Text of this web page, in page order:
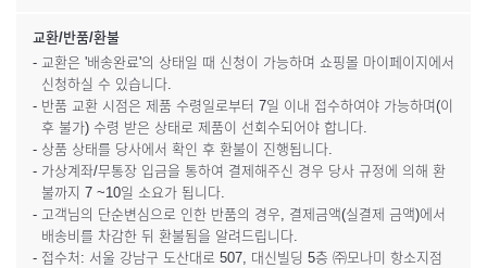
교환/반품/환불
- 교환은 '배송완료'의 상태일 때 신청이 가능하며 쇼핑몰 마이페이지에서
신청하실 수 있습니다.
- 반품 교환 시점은 제품 수령일로부터 7일 이내 접수하여야 가능하며(이
후 불가) 수령 받은 상태로 제품이 선회수되어야 합니다.
- 상품 상태를 당사에서 확인 후 환불이 진행됩니다.
- 가상계좌/무통장 입금을 통하여 결제해주신 경우 당사 규정에 의해 환
불까지 7 ~10일 소요가 됩니다.
- 고객님의 단순변심으로 인한 반품의 경우, 결제금액(실결제 금액)에서
배송비를 차감한 뒤 환불됨을 알려드립니다.
- 접수처: 서울 강남구 도산대로 507, 대신빌딩 5층 ㈜모나미 항소지점